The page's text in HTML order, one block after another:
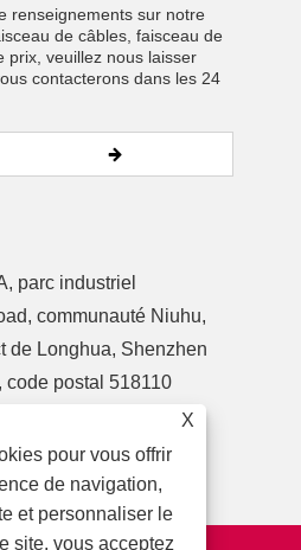
renseignements sur notre
de câbles, faisceau de
prix, veuillez nous laisser
contacterons dans les 24
parc industriel
communauté Niuhu,
de Longhua, Shenzhen
postal 518110
X
pour vous offrir
de navigation,
et personnaliser le
site, vous acceptez